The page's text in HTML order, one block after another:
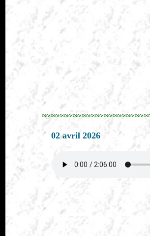
02 avril 2026